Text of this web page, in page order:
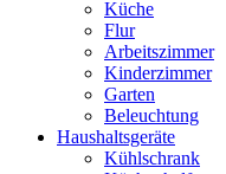
Küche
Flur
Arbeitszimmer
Kinderzimmer
Garten
Beleuchtung
Haushaltsgeräte
Kühlschrank